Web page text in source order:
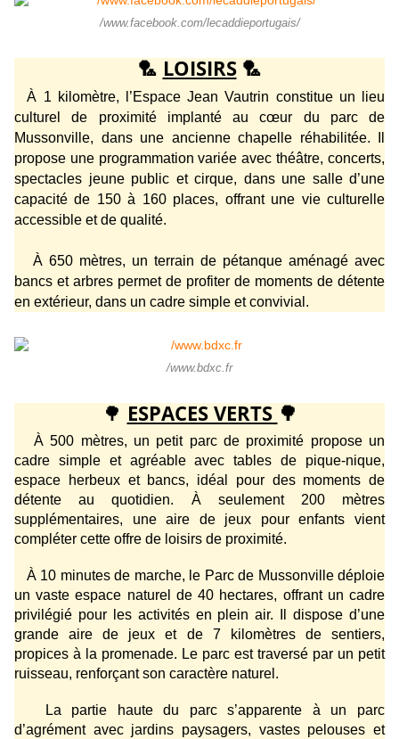
/www.facebook.com/lecaddieportugais/
🏸 LOISIRS🏸
À 1 kilomètre, l’Espace Jean Vautrin constitue un lieu
culturel de proximité implanté au cœur du parc de
Mussonville, dans une ancienne chapelle réhabilitée. Il
propose une programmation variée avec théâtre, concerts,
spectacles jeune public et cirque, dans une salle d’une
capacité de 150 à 160 places, offrant une vie culturelle
accessible et de qualité.
À 650 mètres, un terrain de pétanque aménagé avec
bancs et arbres permet de profiter de moments de détente
en extérieur, dans un cadre simple et convivial.
/www.bdxc.fr
🌳 ESPACES VERTS 🌳
À 500 mètres, un petit parc de proximité propose un
cadre simple et agréable avec tables de pique-nique,
espace herbeux et bancs, idéal pour des moments de
détente au quotidien. À seulement 200 mètres
supplémentaires, une aire de jeux pour enfants vient
compléter cette offre de loisirs de proximité.
À 10 minutes de marche, le Parc de Mussonville déploie
un vaste espace naturel de 40 hectares, offrant un cadre
privilégié pour les activités en plein air. Il dispose d’une
grande aire de jeux et de 7 kilomètres de sentiers,
propices à la promenade. Le parc est traversé par un petit
ruisseau, renforçant son caractère naturel.
La partie haute du parc s’apparente à un parc
d’agrément avec jardins paysagers, vastes pelouses et